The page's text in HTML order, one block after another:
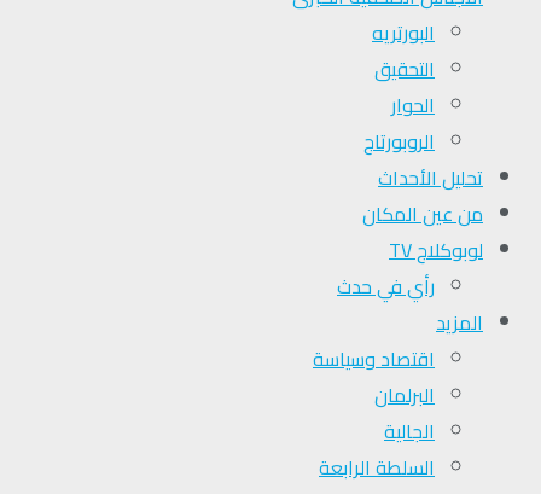
البورتريه
التحقیق
الحوار
الروبورتاج
تحلیل الأحداث
من عين المكان
لوبوكلاج TV
رأي في حدث
المزيد
اقتصاد وسياسة
البرلمان
الجالية
السلطة الرابعة